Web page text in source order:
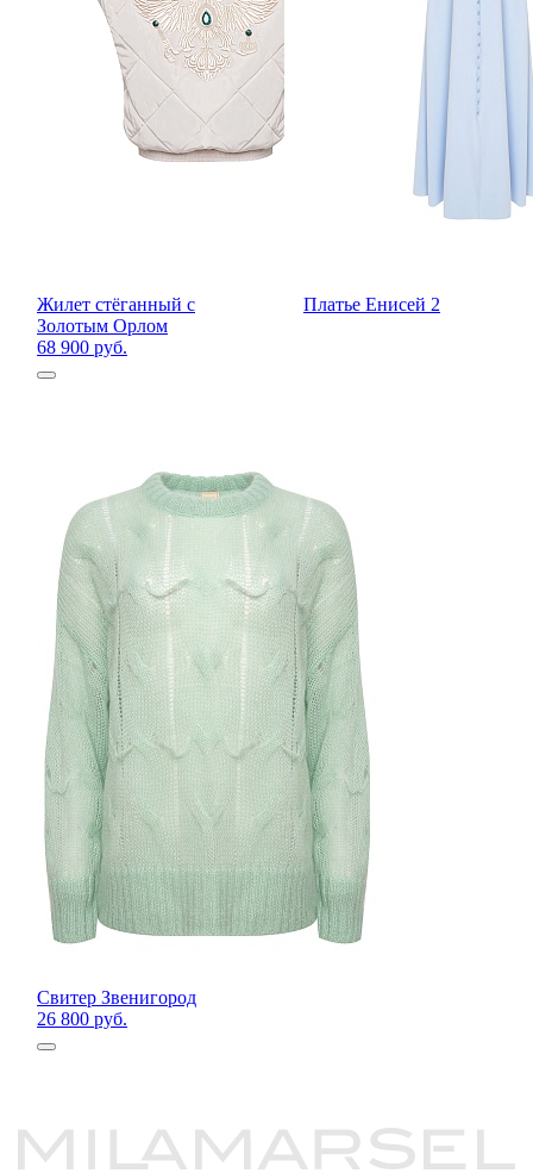
Жилет стёганный с
Золотым Орлом
68 900 руб.
Платье Енисей 2
Свитер Звенигород
26 800 руб.